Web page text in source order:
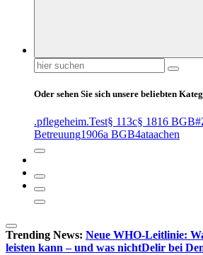
Suchen
nach:
Oder sehen Sie sich unsere beliebten
.pflegeheim.Test§ 113c§ 1816 BGB
Betreuung1906a BGB4ataachen
Trending News: Neue WHO-Leitlinie:
leisten kann – und was nichtDelir bei